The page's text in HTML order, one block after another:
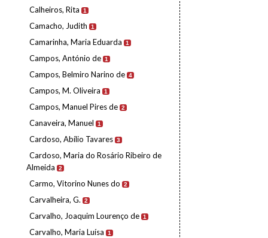
Calheiros, Rita 1
Camacho, Judith 1
Camarinha, Maria Eduarda 1
Campos, António de 1
Campos, Belmiro Narino de 4
Campos, M. Oliveira 1
Campos, Manuel Pires de 2
Canaveira, Manuel 1
Cardoso, Abílio Tavares 3
Cardoso, Maria do Rosário Ribeiro de
Almeida
2
Carmo, Vitorino Nunes do 2
Carvalheira, G. 2
Carvalho, Joaquim Lourenço de 1
Carvalho, Maria Luísa 1